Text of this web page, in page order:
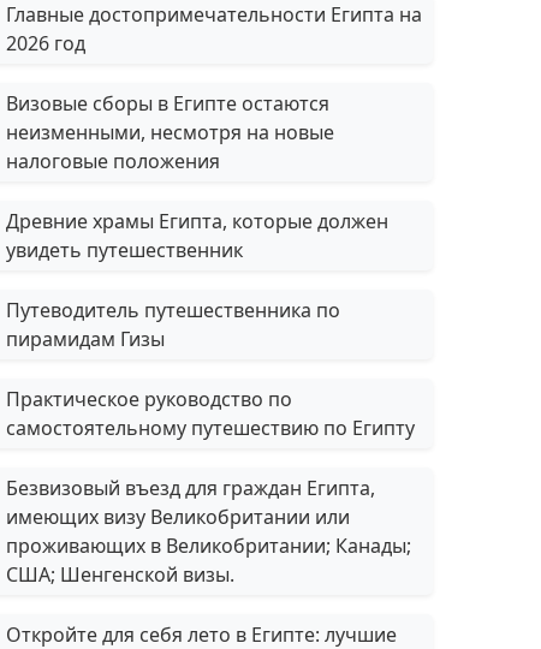
Главные достопримечательности Египта на
2026 год
Визовые сборы в Египте остаются
неизменными, несмотря на новые
налоговые положения
Древние храмы Египта, которые должен
увидеть путешественник
Путеводитель путешественника по
пирамидам Гизы
Практическое руководство по
самостоятельному путешествию по Египту
Безвизовый въезд для граждан Египта,
имеющих визу Великобритании или
проживающих в Великобритании; Канады;
США; Шенгенской визы.
Откройте для себя лето в Египте: лучшие